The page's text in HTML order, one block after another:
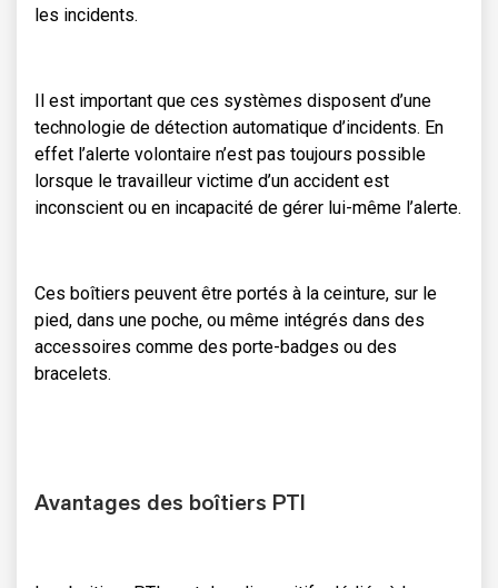
les incidents.
Il est important que ces systèmes disposent d’une
technologie de détection automatique d’incidents. En
effet l’alerte volontaire n’est pas toujours possible
lorsque le travailleur victime d’un accident est
inconscient ou en incapacité de gérer lui-même l’alerte.
Ces boîtiers peuvent être portés à la ceinture, sur le
pied, dans une poche, ou même intégrés dans des
accessoires comme des porte-badges ou des
bracelets.
Avantages des boîtiers PTI